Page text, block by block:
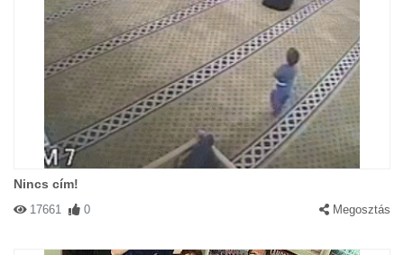
Nincs cím!
17661 0 Megosztás